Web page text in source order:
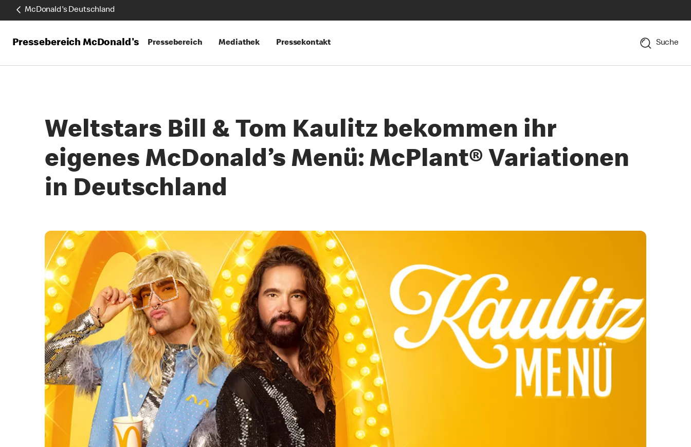
McDonald's Deutschland
Pressebereich McDonald's Pressebereich Mediathek Pressekontakt Suche
Weltstars Bill & Tom Kaulitz bekommen ihr
eigenes McDonald’s Menü: McPlant® Variationen
in Deutschland